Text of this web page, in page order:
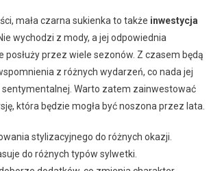
mała czarna sukienka to także inwestycja
wychodzi z mody, a jej odpowiednia
posłuży przez wiele sezonów. Z czasem będą
z różnych wydarzeń, co nada jej
Warto zatem zainwestować
która będzie mogła być noszona przez lata.
stylizacyjnego do różnych okazji.
do różnych typów sylwetki.